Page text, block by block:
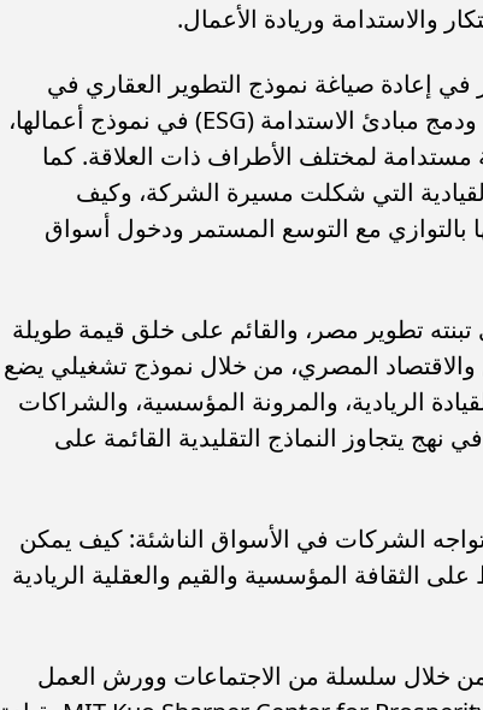
والاستدامة وريادة الأعمال.
إعادة صياغة نموذج التطوير العقاري في
مصر، من خلال جعل الابتكار محركاً رئيسياً للنمو، ودمج مبادئ الاستدامة (ESG) في نموذج أعمالها،
لمختلف الأطراف ذات العلاقة. كما
القيادية التي شكلت مسيرة الشركة، وكيف
مع التوسع المستمر ودخول أسواق
تطوير مصر، والقائم على خلق قيمة طويلة
والاقتصاد المصري، من خلال نموذج تشغيلي يضع
الريادية، والمرونة المؤسسية، والشراكات
يتجاوز النماذج التقليدية القائمة على
الشركات في الأسواق الناشئة: كيف يمكن
الثقافة المؤسسية والقيم والعقلية الريادية
خلال سلسلة من الاجتماعات وورش العمل
الشرق
تنظيم الاتصالات في مصر: عدم وجود أي